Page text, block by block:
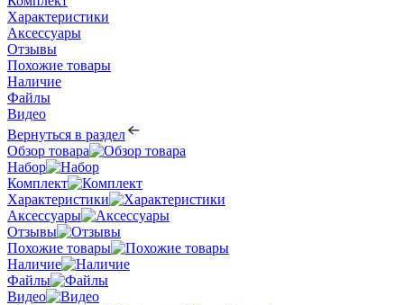
Характеристики
Аксессуары
Отзывы
Похожие товары
Наличие
Файлы
Видео
Вернуться в раздел
Обзор товара
Набор
Комплект
Характеристики
Аксессуары
Отзывы
Похожие товары
Наличие
Файлы
Видео